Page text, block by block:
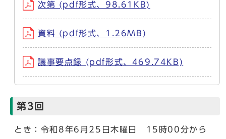
次第 (pdf形式、98.61KB)
資料 (pdf形式、1.26MB)
議事要点録 (pdf形式、469.74KB)
第3回
とき：令和8年6月25日木曜日 15時00分から